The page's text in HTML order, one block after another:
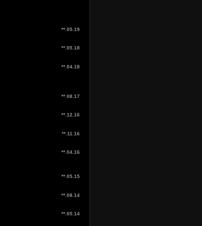
**.05.19
**.05.18
**.04.18
**.08.17
**.12.16
**.11.16
**.04.16
**.05.15
**.08.14
**.05.14